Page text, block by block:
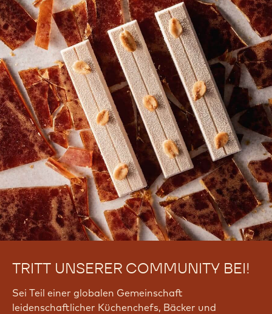
TRITT UNSERER COMMUNITY BEI!
Sei Teil einer globalen Gemeinschaft
leidenschaftlicher Küchenchefs, Bäcker und